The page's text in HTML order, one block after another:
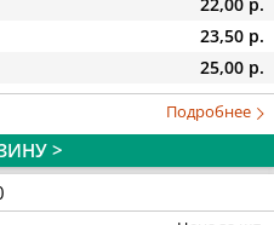
23,50 р.
25,00 р.
Подробнее
>